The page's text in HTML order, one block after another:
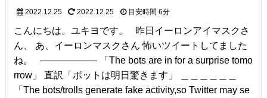
2022.12.25 2022.12.25 目安時間 6分
こんにちは。ユキヨです。 昨日イーロンアイマスクさ
ん、 あ、イーロンマスクさん 怖いツイートしてました
ね。 ―――――― 「The bots are in for a surprise tomo
rrow」 直訳「ボットは明日驚きます」 ＿＿＿＿＿＿
「The bots/trolls generate fake activity,so Twitter may se